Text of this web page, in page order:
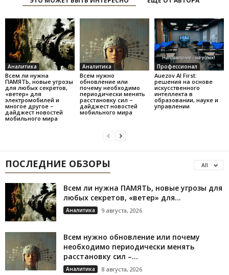
Аналитика
Всем ли нужна
ПАМЯТЬ, новые угрозы
для любых секретов,
«ветер» для
электромобилей и
многое другое –
дайджест новостей
мобильного мира
Аналитика
Всем нужно
обновление или
почему необходимо
периодически менять
расстановку сил –
дайджест новостей
мобильного мира
Профессионал
Auezov AI First:
решения на основе
искусственного
интеллекта в
образовании, науке и
управлении
ПОСЛЕДНИЕ ОБЗОРЫ All
Всем ли нужна ПАМЯТЬ, новые угрозы для
любых секретов, «ветер» для...
Аналитика 9 августа, 2026
Всем нужно обновление или почему
необходимо периодически менять
расстановку сил –...
Аналитика 8 августа, 2026